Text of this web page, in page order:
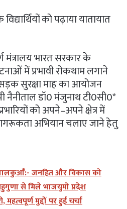
को पढ़ाया यातायात
मंत्रालय भारत सरकार के
में प्रभावी रोकथाम लगाने
सुरक्षा माह का आयोजन
नैनीताल डॉ0 मंजुनाथ टी0सी0*
को अपने–अपने क्षेत्र में
अभियान चलाए जाने हेतु
जनहित और विकास को
से मिले भाजयुमो प्रदेश
महत्वपूर्ण मुद्दों पर हुई चर्चा